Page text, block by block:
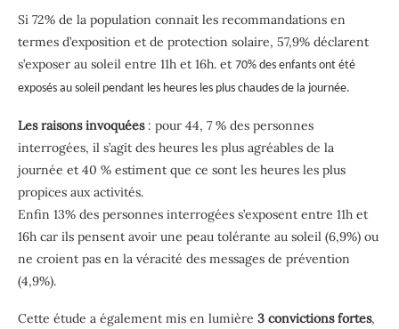
Si 72% de la population connait les recommandations en
termes d’exposition et de protection solaire, 57,9% déclarent
s’exposer au soleil entre 11h et 16h. et 70% des enfants ont été
exposés au soleil pendant les heures les plus chaudes de la journée.
Les raisons invoquées: pour 44, 7 % des personnes
interrogées, il s’agit des heures les plus agréables de la
journée et 40 % estiment que ce sont les heures les plus
propices aux activités.
Enfin 13% des personnes interrogées s’exposent entre 11h et
16h car ils pensent avoir une peau tolérante au soleil (6,9%) ou
ne croient pas en la véracité des messages de prévention
(4,9%).
Cette étude a également mis en lumière 3 convictions fortes,